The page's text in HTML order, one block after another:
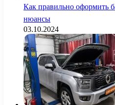
Как правильно оформить
нюансы
03.10.2024